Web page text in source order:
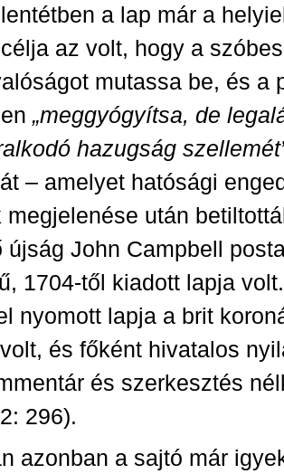
a lap már a
az volt, hogy a
mutassa be, és a
„meggyógyítsa, de
hazugság
– amelyet hatósági
megjelenése után
újság John Campbell
1704-től kiadott lapja
nyomott lapja a brit
és főként hivatalos
és szerkesztés
296).
azonban a sajtó már